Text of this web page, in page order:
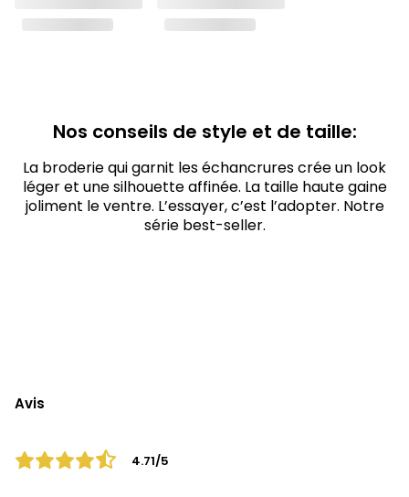
Nos conseils de style et de taille:
La broderie qui garnit les échancrures crée un look
léger et une silhouette affinée. La taille haute gaine
joliment le ventre. L’essayer, c’est l’adopter. Notre
série best-seller.
Avis
4.71/5